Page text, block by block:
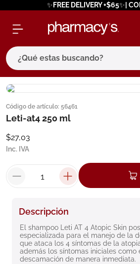
✨FREE DELIVERY +$65✨|
¿Qué estas buscando?
Código de artículo: 56461
Leti-at4 250 ml
$27,03
Inc. IVA
Descripción
El shampoo Leti AT 4 Atopic Skin
especializada para el manejo de la
que ataca los 4 síntomas de la
además los síntomas iniciales como
descamación de manera inmediata.
términos más buscados
1. eucerin
3.
cerave
7. isdin
8 roche posay
9. nivea